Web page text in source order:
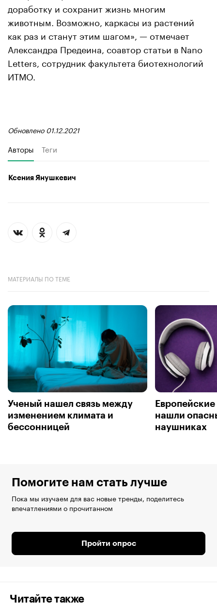
доработку и сохранит жизнь многим
животным. Возможно, каркасы из растений
как раз и станут этим шагом», — отмечает
Александра Предеина, соавтор статьи в Nano
Letters, сотрудник факультета биотехнологий
ИТМО.
Обновлено 01.12.2021
Авторы Теги
Ксения Янушкевич
МАТЕРИАЛЫ ПО ТЕМЕ
Ученый нашел связь между
изменением климата и
бессонницей
нашли
наушниках
Помогите нам стать лучше
Пока мы изучаем для вас новые тренды, поделитесь
впечатлениями о прочитанном
Пройти опрос
Читайте также